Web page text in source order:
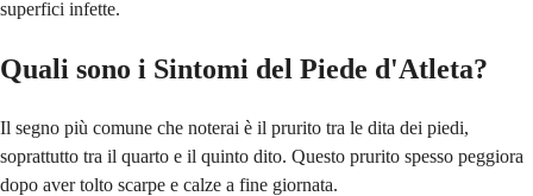
superfici infette.
Quali sono i Sintomi del Piede d'Atleta?
Il segno più comune che noterai è il prurito tra le dita dei piedi,
soprattutto tra il quarto e il quinto dito. Questo prurito spesso peggiora
dopo aver tolto scarpe e calze a fine giornata.